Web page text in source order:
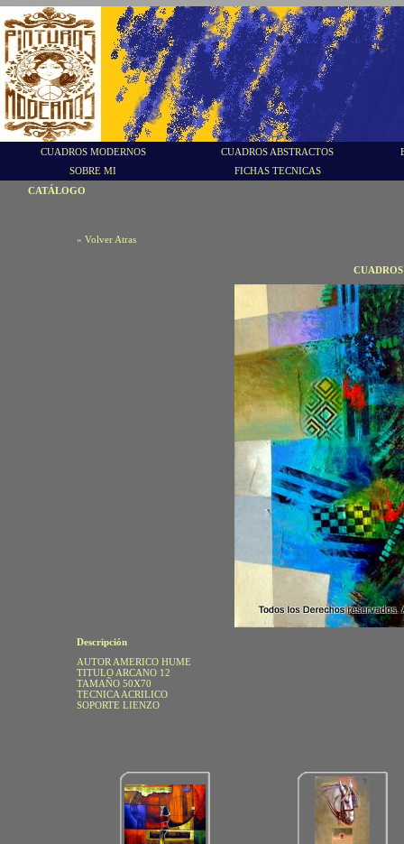
CUADROS MODERNOS CUADROS ABSTRACTOS
SOBRE MI
FICHAS TECNICAS
CATÁLOGO
« Volver Atras
Descripción
AUTOR AMERICO HUME
TITULO ARCANO 12
TAMAÑO 50X70
TECNICA ACRILICO
SOPORTE LIENZO